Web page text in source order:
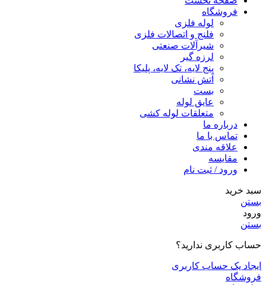
فروشگاه
لوله فلزی
فلنج و اتصالات فلزی
شیرآلات صنعتی
لرزه گیر
پنج لایه، تک لایه، پلیکا
آتش نشانی
بست
عایق لوله
متعلقات لوله کشی
درباره ما
تماس با ما
علاقه مندی
مقايسه
ورود / ثبت نام
سبد خرید
بستن
ورود
بستن
حساب کاربری ندارید؟
ایجاد یک حساب کاربری
فروشگاه